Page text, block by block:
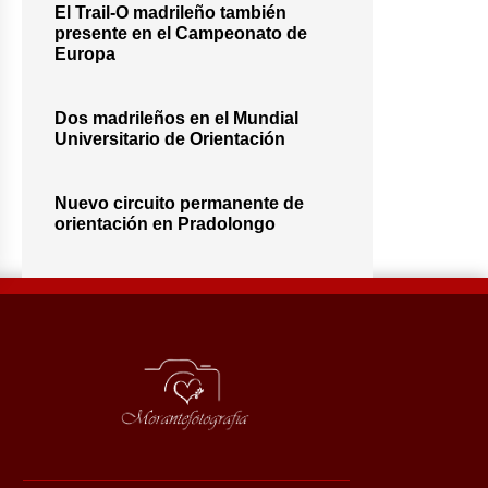
El Trail-O madrileño también
presente en el Campeonato de
Europa
Dos madrileños en el Mundial
Universitario de Orientación
Nuevo circuito permanente de
orientación en Pradolongo